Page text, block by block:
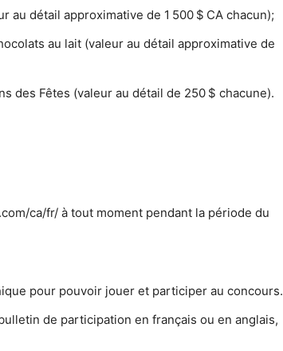
au détail approximative de 1 500 $ CA chacun);
au lait (valeur au détail approximative de
des Fêtes (valeur au détail de 250 $ chacune).
ca/fr/ à tout moment pendant la période du
pour pouvoir jouer et participer au concours.
de participation en français ou en anglais,